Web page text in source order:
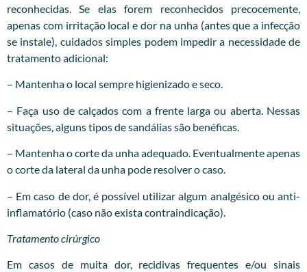
reconhecidas. Se elas forem reconhecidos precocemente,
apenas com irritação local e dor na unha (antes que a infecção
se instale), cuidados simples podem impedir a necessidade de
tratamento adicional:
– Mantenha o local sempre higienizado e seco.
– Faça uso de calçados com a frente larga ou aberta. Nessas
situações, alguns tipos de sandálias são benéficas.
– Mantenha o corte da unha adequado. Eventualmente apenas
o corte da lateral da unha pode resolver o caso.
– Em caso de dor, é possível utilizar algum analgésico ou anti-
inflamatório (caso não exista contraindicação).
Tratamento cirúrgico
Em casos de muita dor, recidivas frequentes e/ou sinais